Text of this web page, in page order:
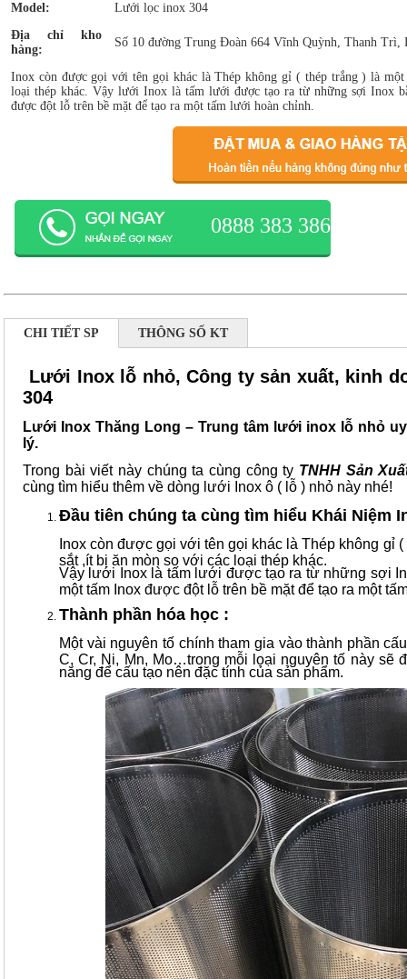
Model:
Lưới lọc inox 304
Địa chỉ kho
hàng:
Số 10 đường Trung Đoàn 664 Vĩnh Quỳnh, Thanh Trì,
Inox còn được gọi với tên gọi khác là Thép không gỉ ( thép trắng ) là
loại thép khác. Vậy lưới Inox là tấm lưới được tạo ra từ những sợi Inox
được đột lỗ trên bề mặt để tạo ra một tấm lưới hoàn chỉnh.
0888 383 386
CHI TIẾT SP THÔNG SỐ KT
Lưới Inox lỗ nhỏ, Công ty sản xuất, kinh
304
Lưới Inox Thăng Long – Trung tâm lưới inox lỗ nhỏ
lý.
Trong bài viết này chúng ta cùng công ty TNHH Sản
cùng tìm hiểu thêm về dòng lưới Inox ô ( lỗ ) nhỏ này nhé!
Đầu tiên chúng ta cùng tìm hiểu Khái Niệm
Inox còn được gọi với tên gọi khác là Thép không gỉ
sắt ,ít bị ăn mòn so với các loại thép khác.
Vậy lưới Inox là tấm lưới được tạo ra từ những sợi
một tấm Inox được đột lỗ trên bề mặt để tạo ra một
Thành phần hóa học :
Một vài nguyên tố chính tham gia vào thành phần
C, Cr, Ni, Mn, Mo…trong mỗi loại nguyên tố này sẽ
năng để cấu tạo nên đặc tính của sản phẩm.